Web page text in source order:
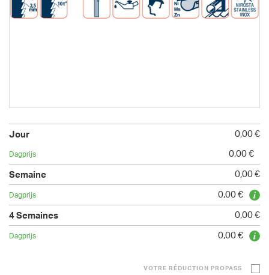
0,00 €
0,00 €
0,00 €
0,00 €
0,00 €
0,00 €
VOTRE RÉDUCTION PROPASS